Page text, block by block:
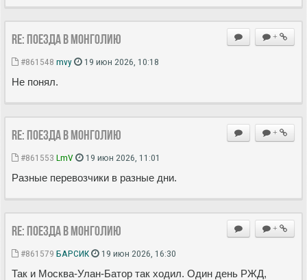
+
Re: Поезда в Монголию
#861548 mvy 19 июн 2026, 10:18
Не понял.
+
Re: Поезда в Монголию
#861553 LmV 19 июн 2026, 11:01
Разные перевозчики в разные дни.
+
Re: Поезда в Монголию
#861579 БАРСИК 19 июн 2026, 16:30
Так и Москва-Улан-Батор так ходил. Один день РЖД,